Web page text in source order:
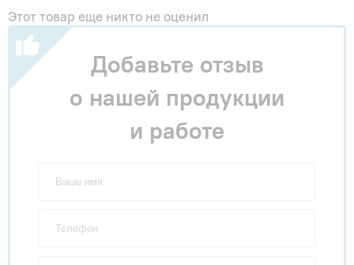
Этот товар еще никто не оценил
Добавьте отзыв
о нашей продукции
и работе